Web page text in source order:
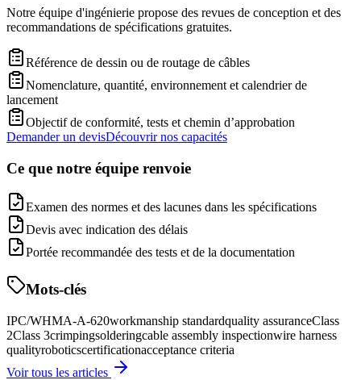
Notre équipe d'ingénierie propose des revues de conception et des
recommandations de spécifications gratuites.
Référence de dessin ou de routage de câbles
Nomenclature, quantité, environnement et calendrier de
lancement
Objectif de conformité, tests et chemin d’approbation
Demander un devisDécouvrir nos capacités
Ce que notre équipe renvoie
Examen des normes et des lacunes dans les spécifications
Devis avec indication des délais
Portée recommandée des tests et de la documentation
Mots-clés
IPC/WHMA-A-620workmanship standardquality assuranceClass
2Class 3crimpingsolderingcable assembly inspectionwire harness
qualityroboticscertificationacceptance criteria
Voir tous les articles